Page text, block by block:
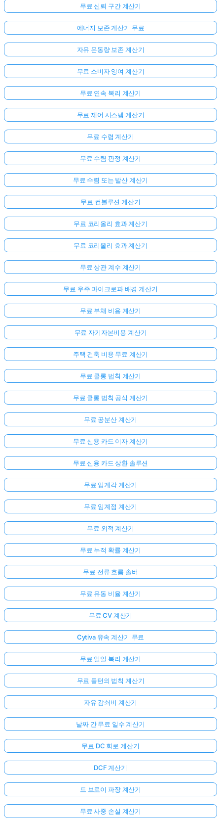
무료 신뢰 구간 계산기
에너지 보존 계산기 무료
자유 운동량 보존 계산기
무료 소비자 잉여 계산기
무료 연속 복리 계산기
무료 제어 시스템 계산기
무료 수렴 계산기
무료 수렴 판정 계산기
무료 수렴 또는 발산 계산기
무료 컨볼루션 계산기
무료 코리올리 효과 계산기
무료 코리올리 효과 계산기
무료 상관 계수 계산기
무료 우주 마이크로파 배경 계산기
무료 부채 비용 계산기
무료 자기자본비용 계산기
주택 건축 비용 무료 계산기
무료 쿨롱 법칙 계산기
무료 쿨롱 법칙 공식 계산기
무료 공분산 계산기
무료 신용 카드 이자 계산기
무료 신용 카드 상환 솔루션
무료 임계각 계산기
무료 임계점 계산기
무료 외적 계산기
무료 누적 확률 계산기
무료 전류 흐름 솔버
무료 유동 비율 계산기
무료 CV 계산기
Cytiva 유속 계산기 무료
무료 일일 복리 계산기
무료 돌턴의 법칙 계산기
자유 감쇠비 계산기
날짜 간 무료 일수 계산기
무료 DC 회로 계산기
DCF 계산기
드 브로이 파장 계산기
무료 사중 손실 계산기